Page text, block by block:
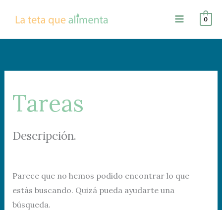
0
Tareas
Descripción.
Parece que no hemos podido encontrar lo que
estás buscando. Quizá pueda ayudarte una
búsqueda.
por: